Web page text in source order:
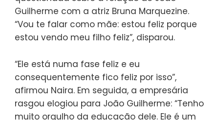
Guilherme com a atriz Bruna Marquezine.
“Vou te falar como mãe: estou feliz porque
estou vendo meu filho feliz”, disparou.
“Ele está numa fase feliz e eu
consequentemente fico feliz por isso”,
afirmou Naira. Em seguida, a empresária
rasgou elogiou para João Guilherme: “Tenho
muito orgulho da educação dele. Ele é um